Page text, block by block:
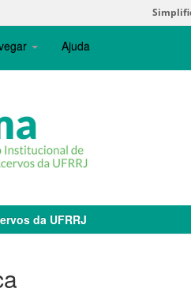
Ajuda
da UFRRJ